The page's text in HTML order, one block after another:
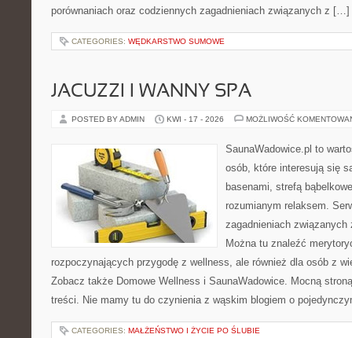
porównaniach oraz codziennych zagadnieniach związanych z […]
CATEGORIES: WĘDKARSTWO SUMOWE
JACUZZI I WANNY SPA
POSTED BY ADMIN KWI - 17 - 2026 MOŻLIWOŚĆ
SaunaWadowice.pl to
osób, które interesują się
basenami, strefą
rozumianym relaksem.
zagadnieniach
Można tu znaleźć
rozpoczynających przygodę z wellness, ale również dla osób z
Zobacz także Domowe Wellness i SaunaWadowice. Mocną
treści. Nie mamy tu do czynienia z wąskim blogiem o
CATEGORIES: MAŁŻEŃSTWO I ŻYCIE PO ŚLUBIE